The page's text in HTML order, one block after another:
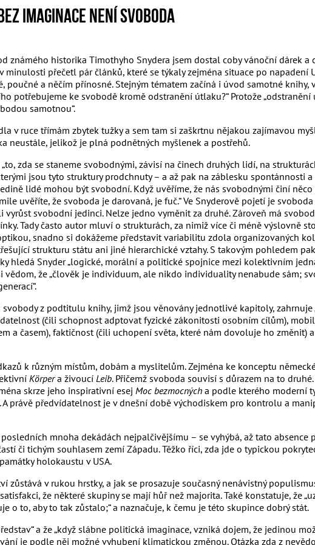
imaginace není svoboda
známého historika Timothyho Snydera jsem dostal coby vánoční dárek a
minulosti přečetl pár článků, které se týkaly zejména situace po napadení
poučné a něčím přínosné. Stejným tématem začíná i úvod samotné
potřebujeme ke svobodě kromě odstranění útlaku?“ Protože
samotnou“.
v ruce třímám zbytek tužky a sem tam si zaškrtnu nějakou zajímavou
neustále, jelikož je plná podnětných myšlenek a postřehů.
zda se staneme svobodnými, závisí na činech druhých lidí, na
jsou tyto struktury prodchnuty – a až pak na záblesku spontánnosti
lidé mohou být svobodní. Když uvěříme, že nás svobodnými činí
uvěříte, že svoboda je darovaná, je fuč.“ Ve Snyderově pojetí je
vyrůst svobodní jedinci. Nelze jedno vyměnit za druhé. Zároveň má
Tady často autor mluví o strukturách, za nimiž více či méně výslovně
snadno si dokážeme představit variabilitu zdola organizovaných
strukturu státu ani jiné hierarchické vztahy. S takovým pohledem
hledá Snyder „logické, morální a politické spojnice mezi kolektivním
vědom, že „člověk je individuum, ale nikdo individuality nenabude sám;
z podtitulu knihy, jimž jsou věnovány jednotlivé kapitoly,
(čili schopnost adptovat fyzické zákonitosti osobním cílům),
a časem), faktičnost (čili uchopení světa, které nám dovoluje ho změnit)
k různým místům, dobám a myslitelům. Zejména ke konceptu
Körpera živoucíLeib. Přičemž svoboda souvisí s důrazem na to
skrze jeho inspirativní esejMoc bezmocnýcha podle kterého moderní
A právě předvídatelnost je v dnešní době východiskem pro kontrolu a
mnoha dekádách nejpalčivějšímu – se vyhýbá, až tato absence
či tichým souhlasem zemí Západu. Těžko říci, zda jde o typickou
holokaustu v USA.
v rukou hrstky, a jak se prosazuje současný nenávistný
že některé skupiny se mají hůř než majorita. Také konstatuje, že
o to, aby to tak zůstalo;“ a naznačuje, k čemu je této skupince dobrý stát.
a že „když slábne politická imaginace, vzniká dojem, že jedinou
je podle něj možné vyhubení klimatickou změnou. Otázka zda z